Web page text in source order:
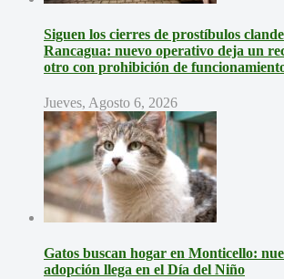
Siguen los cierres de prostíbulos
Rancagua: nuevo operativo deja un
otro con prohibición de
Jueves, Agosto 6, 2026
Gatos buscan hogar en Monticello:
adopción llega en el Día del Niño